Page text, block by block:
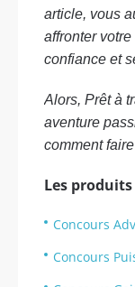
article, vous
affronter
confiance et
Alors, Prêt à
aventure
comment
Les
Concours
Concours